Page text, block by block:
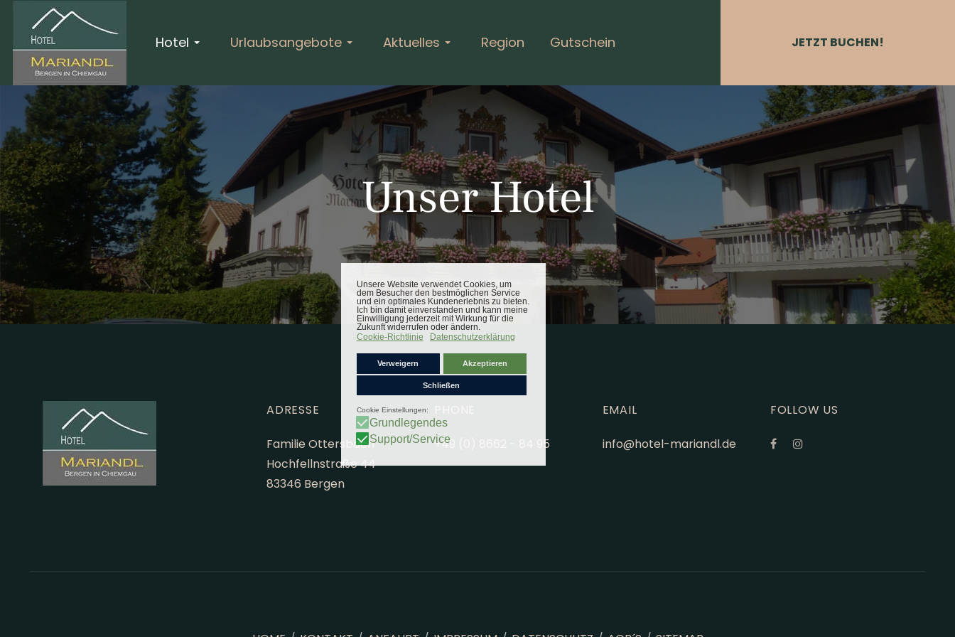
Hotel Urlaubsangebote Aktuelles Region Gutschein JETZT BUCHEN!
Unser Hotel
ADRESSE
Familie Ottersbach
Hochfellnstraße 44
83346 Bergen
+49 (0) 8662 - 84 95
EMAIL
info@hotel-mariandl.de
FOLLOW US